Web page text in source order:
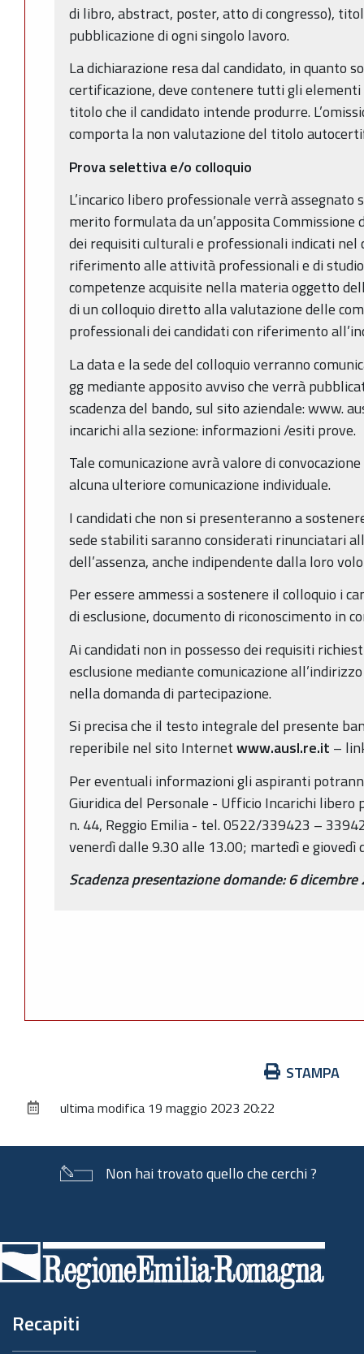
di libro, abstract, poster, atto di congresso),
pubblicazione di ogni singolo lavoro.
La dichiarazione resa dal candidato, in
certificazione, deve contenere tutti gli
titolo che il candidato intende produrre.
comporta la non valutazione del titolo
Prova selettiva e/o colloquio
L’incarico libero professionale verrà assegnato
merito formulata da un’apposita
dei requisiti culturali e professionali indicati nel
riferimento alle attività professionali e di
competenze acquisite nella materia oggetto
di un colloquio diretto alla valutazione delle
professionali dei candidati con riferimento
La data e la sede del colloquio verranno
gg mediante apposito avviso che verrà
scadenza del bando, sul sito aziendale: www.
incarichi alla sezione: informazioni /esiti prove.
Tale comunicazione avrà valore di
alcuna ulteriore comunicazione individuale.
I candidati che non si presenteranno a
sede stabiliti saranno considerati rinunciatari
dell’assenza, anche indipendente dalla loro
Per essere ammessi a sostenere il colloquio i
di esclusione, documento di riconoscimento in
Ai candidati non in possesso dei requisiti
esclusione mediante comunicazione
nella domanda di partecipazione.
Si precisa che il testo integrale del presente
reperibile nel sito Internetwww.ausl.re.it –
Per eventuali informazioni gli aspiranti
Giuridica del Personale - Ufficio Incarichi libero
n. 44, Reggio Emilia - tel. 0522/339423 –
venerdì dalle 9.30 alle 13.00; martedì e giovedì
Scadenza presentazione domande: 6 dicembre
documento
STAMPA
ultima modifica 19 maggio 2023 20:22
Non hai trovato quello che cerchi ?
di
pagina
Recapiti